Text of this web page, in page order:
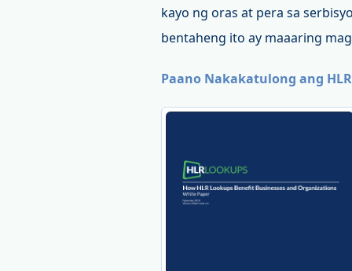
kayo ng oras at pera sa
bentaheng ito ay maaaring
Paano Nakakatulong ang